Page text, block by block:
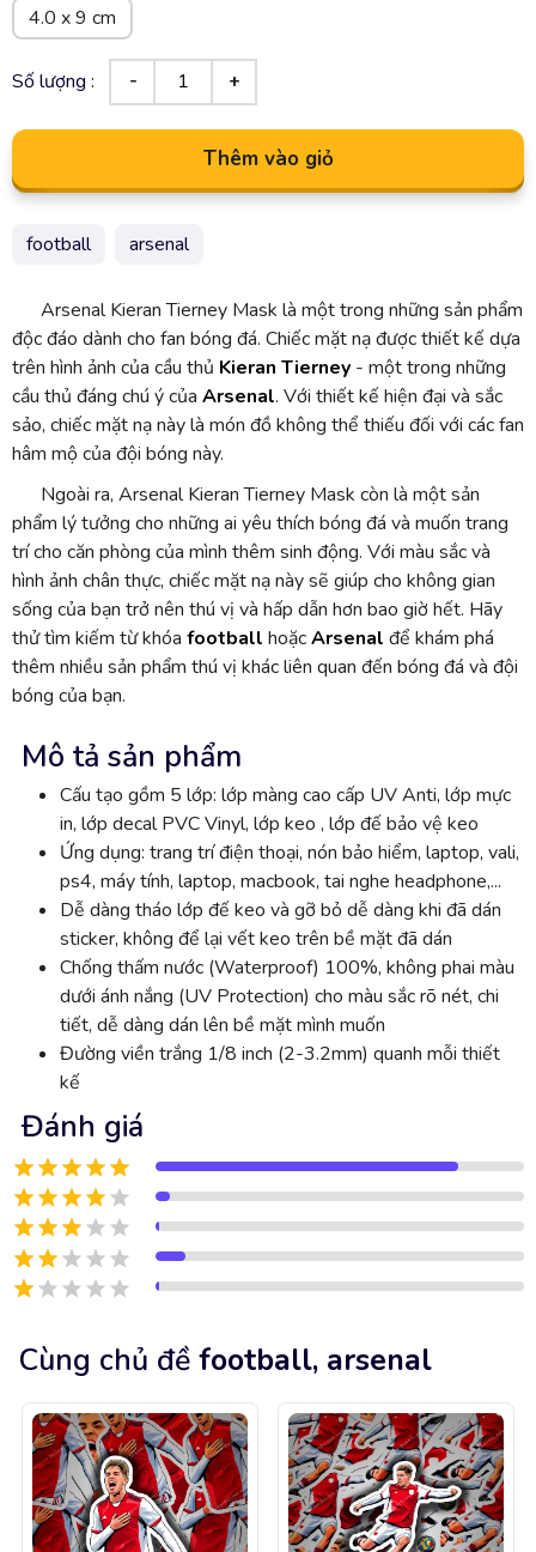
4.0 x 9 cm
Số lượng :
Thêm vào giỏ
football arsenal
Arsenal Kieran Tierney Mask là một trong những sản phẩm
độc đáo dành cho fan bóng đá. Chiếc mặt nạ được thiết kế dựa
trên hình ảnh của cầu thủ Kieran Tierney - một trong những
cầu thủ đáng chú ý của Arsenal. Với thiết kế hiện đại và sắc
sảo, chiếc mặt nạ này là món đồ không thể thiếu đối với các fan
hâm mộ của đội bóng này.
Ngoài ra, Arsenal Kieran Tierney Mask còn là một sản
phẩm lý tưởng cho những ai yêu thích bóng đá và muốn trang
trí cho căn phòng của mình thêm sinh động. Với màu sắc và
hình ảnh chân thực, chiếc mặt nạ này sẽ giúp cho không gian
sống của bạn trở nên thú vị và hấp dẫn hơn bao giờ hết. Hãy
thử tìm kiếm từ khóa football hoặcArsenal để khám phá
thêm nhiều sản phẩm thú vị khác liên quan đến bóng đá và đội
bóng của bạn.
Mô tả sản phẩm
Cấu tạo gồm 5 lớp: lớp màng cao cấp UV Anti, lớp mực
in, lớp decal PVC Vinyl, lớp keo , lớp đế bảo vệ keo
Ứng dụng: trang trí điện thoại, nón bảo hiểm, laptop, vali,
ps4, máy tính, laptop, macbook, tai nghe headphone,...
Dễ dàng tháo lớp đế keo và gỡ bỏ dễ dàng khi đã dán
sticker, không để lại vết keo trên bề mặt đã dán
Chống thấm nước (Waterproof) 100%, không phai màu
dưới ánh nắng (UV Protection) cho màu sắc rõ nét, chi
tiết, dễ dàng dán lên bề mặt mình muốn
Đường viền trắng 1/8 inch (2-3.2mm) quanh mỗi thiết
kế
Đánh giá
Cùng chủ đề football, arsenal